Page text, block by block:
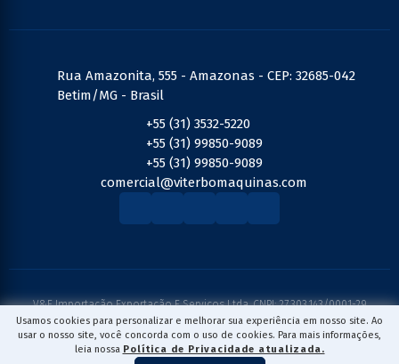
Rua Amazonita, 555 - Amazonas - CEP: 32685-042
Betim/MG - Brasil
+55 (31) 3532-5220
+55 (31) 99850-9089
+55 (31) 99850-9089
comercial@viterbomaquinas.com
V&F Importação Exportação E Serviços Ltda. CNPJ: 27.303.143/0001-29
© 2026 Viterbo Máquinas. Todos direitos reservados. |Política de Privacidade
Usamos cookies para personalizar e melhorar sua experiência em nosso site. Ao
usar o nosso site, você concorda com o uso de cookies. Para mais informações,
leia nossa Política de Privacidade atualizada.